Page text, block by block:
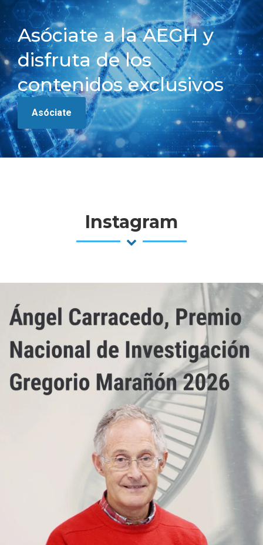
Asóciate a la AEGH y
disfruta de los
contenidos exclusivos
Asóciate
Instagram